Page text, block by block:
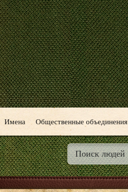
Имена Общественные объединения